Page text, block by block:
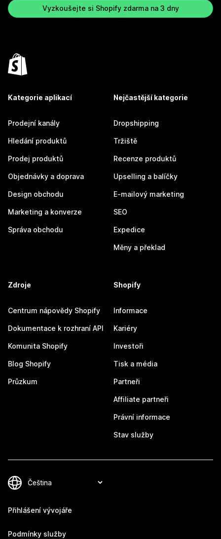
Vyzkoušejte si Shopify zdarma na 3 dny
Kategorie aplikací
Prodejní kanály
Hledání produktů
Prodej produktů
Objednávky a doprava
Design obchodu
Marketing a konverze
Správa obchodu
Nejčastější kategorie
Dropshipping
Tržiště
Recenze produktů
Upselling a balíčky
E-mailový marketing
SEO
Expedice
Měny a překlad
Zdroje
Centrum nápovědy Shopify
Dokumentace k rozhraní API
Komunita Shopify
Blog Shopify
Průzkum
Shopify
Informace
Kariéry
Investoři
Tisk a média
Partneři
Affiliate partneři
Právní informace
Stav služby
Přihlášení vývojáře
Podmínky služby